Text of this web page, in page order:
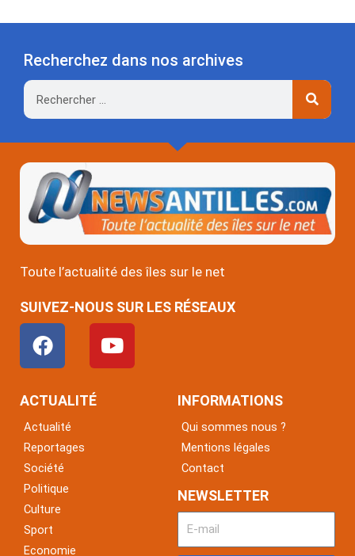
Recherchez dans nos archives
Rechercher
Toute l’actualité des îles sur le net
SUIVEZ-NOUS SUR LES RÉSEAUX
F
a
c
e
o
o
k
Y
o
u
ACTUALITÉ
Actualité
Reportages
Société
Politique
Culture
Sport
Economie
INFORMATIONS
Qui sommes nous ?
Mentions légales
Contact
NEWSLETTER